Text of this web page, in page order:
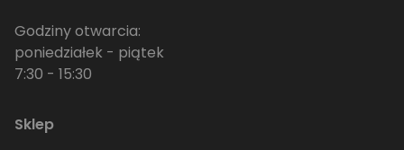
Godziny otwarcia:
poniedziałek - piątek
7:30 - 15:30
Sklep